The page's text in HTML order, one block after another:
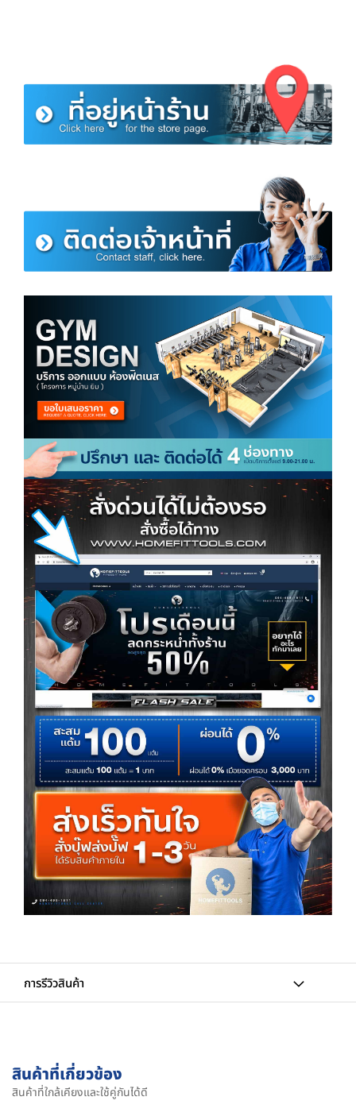
การรีวิวสินค้า
สินค้าที่เกี่ยวข้อง
สินค้าที่ใกล้เคียงและใช้คู่กันได้ดี